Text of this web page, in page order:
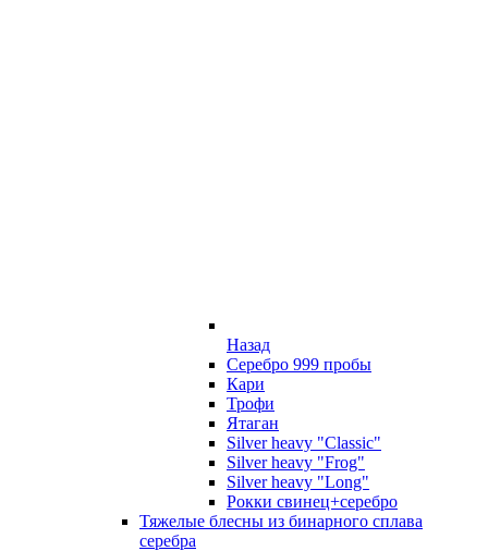
Назад
Серебро 999 пробы
Кари
Трофи
Ятаган
Silver heavy "Classic"
Silver heavy "Frog"
Silver heavy "Long"
Рокки свинец+серебро
Тяжелые блесны из бинарного сплава
серебра